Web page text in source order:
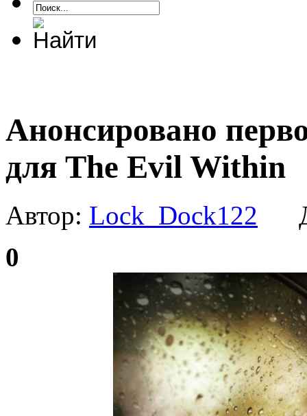
Анонсировано
для The Evil Within
Автор: Lock_Dock122
0